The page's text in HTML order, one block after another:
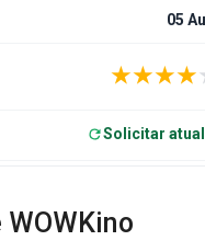
05
★★★★
Solicitar